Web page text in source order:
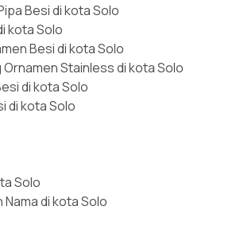
Besi di kota Solo
kota Solo
Besi di kota Solo
Stainless di kota Solo
di kota Solo
di kota Solo
Solo
di kota Solo